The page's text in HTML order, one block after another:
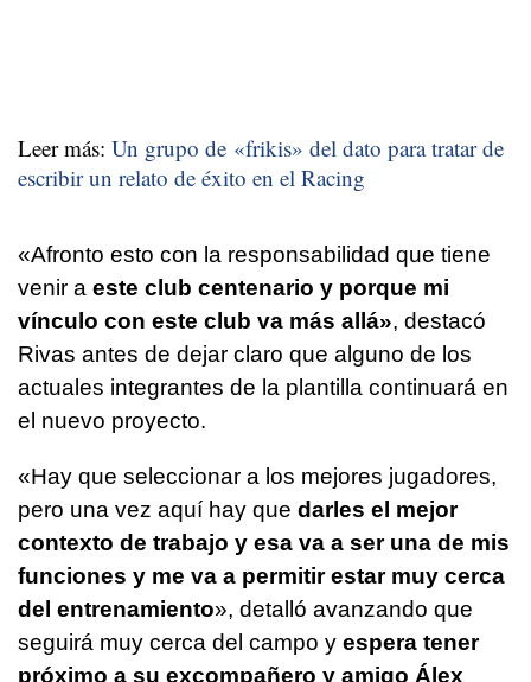
Leer más: Un grupo de «frikis» del dato para tratar de
escribir un relato de éxito en el Racing
«Afronto esto con la responsabilidad que tiene
venir a este club centenario y porque mi
vínculo con este club va más allá», destacó
Rivas antes de dejar claro que alguno de los
actuales integrantes de la plantilla continuará en
el nuevo proyecto.
«Hay que seleccionar a los mejores jugadores,
pero una vez aquí hay que darles el mejor
contexto de trabajo y esa va a ser una de mis
funciones y me va a permitir estar muy cerca
del entrenamiento», detalló avanzando que
seguirá muy cerca del campo y espera tener
próximo a su excompañero y amigo Álex